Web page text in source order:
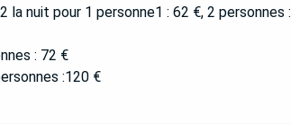
nuit pour 1 personne1 : 62 €, 2 personnes :
: 72 €
:120 €